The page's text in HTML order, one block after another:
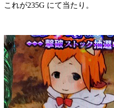
これが235G にて当たり。